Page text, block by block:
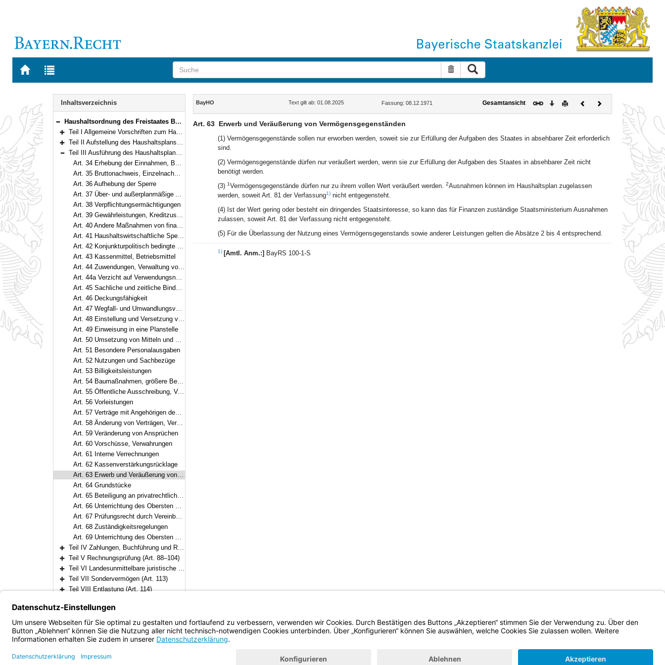
Zur
BAYERN.RECHT
Zur
letzten
Suche zurücksetzen
Navigation
Inhaltsverzeichnis
Bereich reduzieren
Haushaltsordnung des Freistaates Bayern (Bayerische Haushaltsordnung – BayHO) Vom 8. Dezember 1971 (BayRS IV S. 664) BayRS 630-1-F (Art. 1–117)
Bereich erweitern
Teil I Allgemeine Vorschriften zum Haushaltsplan (Art. 1–10)
Bereich erweitern
Teil II Aufstellung des Haushaltsplans und des Finanzplans (Art. 11–33)
Bereich reduzieren
Teil III Ausführung des Haushaltsplans (Art. 34–69)
Art. 34 Erhebung der Einnahmen, Bewirtschaftung der Ausgaben
Art. 35 Bruttonachweis, Einzelnachweis
Art. 36 Aufhebung der Sperre
Art. 37 Über- und außerplanmäßige Ausgaben
Art. 38 Verpflichtungsermächtigungen
Art. 39 Gewährleistungen, Kreditzusagen, kreditfinanzierte Ausgaben
Art. 40 Andere Maßnahmen von finanzieller Bedeutung
Art. 41 Haushaltswirtschaftliche Sperre
Art. 42 Konjunkturpolitisch bedingte Maßnahmen
Art. 43 Kassenmittel, Betriebsmittel
Art. 44 Zuwendungen, Verwaltung von Mitteln oder Vermögensgegenständen
Art. 44a Verzicht auf Verwendungsnachweise, Stichproben
Art. 45 Sachliche und zeitliche Bindung
Art. 46 Deckungsfähigkeit
Art. 47 Wegfall- und Umwandlungsvermerke
Art. 48 Einstellung und Versetzung von Beamten
Art. 49 Einweisung in eine Planstelle
Art. 50 Umsetzung von Mitteln und Stellen, Leerstellen
Art. 51 Besondere Personalausgaben
Art. 52 Nutzungen und Sachbezüge
Art. 53 Billigkeitsleistungen
Art. 54 Baumaßnahmen, größere Beschaffungen, größere Entwicklungsvorhaben
Art. 55 Öffentliche Ausschreibung, Verträge
Art. 56 Vorleistungen
Art. 57 Verträge mit Angehörigen des öffentlichen Dienstes
Art. 58 Änderung von Verträgen, Vergleiche
Art. 59 Veränderung von Ansprüchen
Art. 60 Vorschüsse, Verwahrungen
Art. 61 Interne Verrechnungen
Art. 62 Kassenverstärkungsrücklage
Art. 63 Erwerb und Veräußerung von Vermögensgegenständen
Art. 64 Grundstücke
Art. 65 Beteiligung an privatrechtlichen Unternehmen
Art. 66 Unterrichtung des Obersten Rechnungshofs bei Mehrheitsbeteiligungen
Art. 67 Prüfungsrecht durch Vereinbarung
Art. 68 Zuständigkeitsregelungen
Art. 69 Unterrichtung des Obersten Rechnungshofs bei Beteiligungen
Bereich erweitern
Teil IV Zahlungen, Buchführung und Rechnungslegung (Art. 70–87)
Bereich erweitern
Teil V Rechnungsprüfung (Art. 88–104)
Bereich erweitern
Teil VI Landesunmittelbare juristische Personen des öffentlichen Rechts (Art. 105–112)
Bereich erweitern
Teil VII Sondervermögen (Art. 113)
Teil VIII Entlastung (Art. 114)
Bereich erweitern
Inhalt
BayHO Text gilt ab: 01.08.2025 Fassung: 08.12.1971 Gesamtansicht Download
DruckenVorherigesNächstes
Dokument
Art. 63 Erwerb und Veräußerung von Vermögensgegenständen
(1) Vermögensgegenstände sollen nur erworben werden, soweit sie zur Erfüllung der Aufgaben des Staates in absehbarer Zeit erforderlich
sind.
(2) Vermögensgegenstände dürfen nur veräußert werden, wenn sie zur Erfüllung der Aufgaben des Staates in absehbarer Zeit nicht
benötigt werden.
(3) 1Vermögensgegenstände dürfen nur zu ihrem vollen Wert veräußert werden. 2Ausnahmen können im Haushaltsplan zugelassen
werden, soweit Art. 81 der Verfassung1)nicht entgegensteht.
(4) Ist der Wert gering oder besteht ein dringendes Staatsinteresse, so kann das für Finanzen zuständige Staatsministerium Ausnahmen
zulassen, soweit Art. 81 der Verfassung nicht entgegensteht.
(5) Für die Überlassung der Nutzung eines Vermögensgegenstands sowie anderer Leistungen gelten die Absätze 2 bis 4 entsprechend.
1) [Amtl. Anm.:] BayRS 100-1-S
Bayern.de
Barrierefreiheit
Schriftgröße